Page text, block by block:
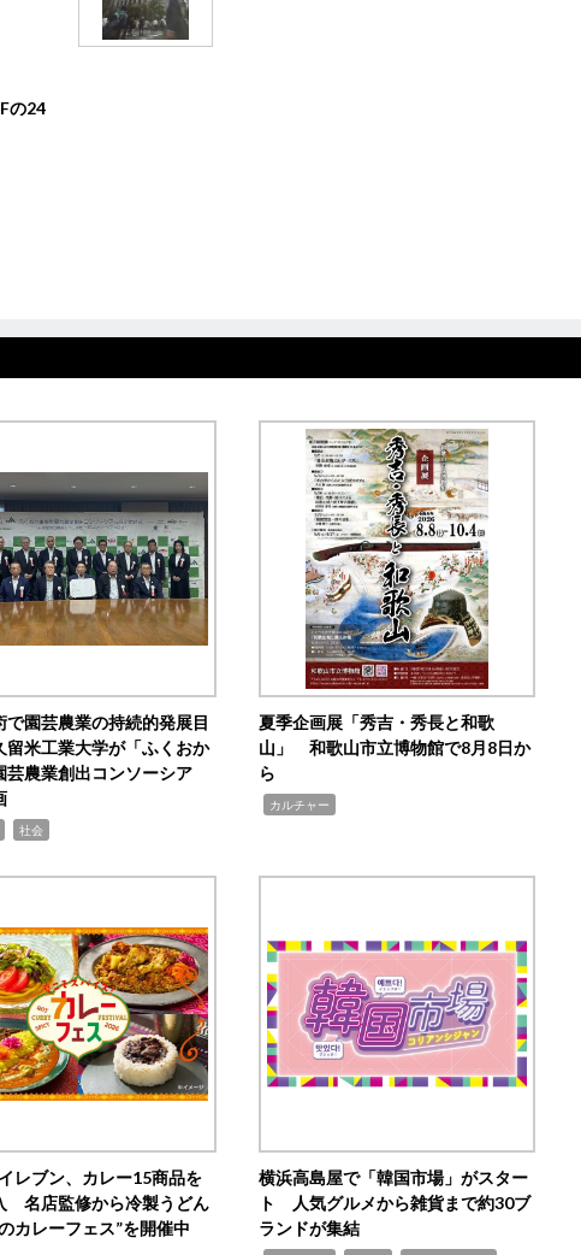
の24
で園芸農業の持続的発展目
米工業大学が「ふくおか
芸農業創出コンソーシア
社会
夏季企画展「秀吉・秀長と和歌
山」 和歌山市立博物館で8月8日か
ら
カルチャー
レブン、カレー15商品を
名店監修から冷製うどん
カレーフェス”を開催中
横浜高島屋で「韓国市場」がスター
ト 人気グルメから雑貨まで約30ブ
ランドが集結